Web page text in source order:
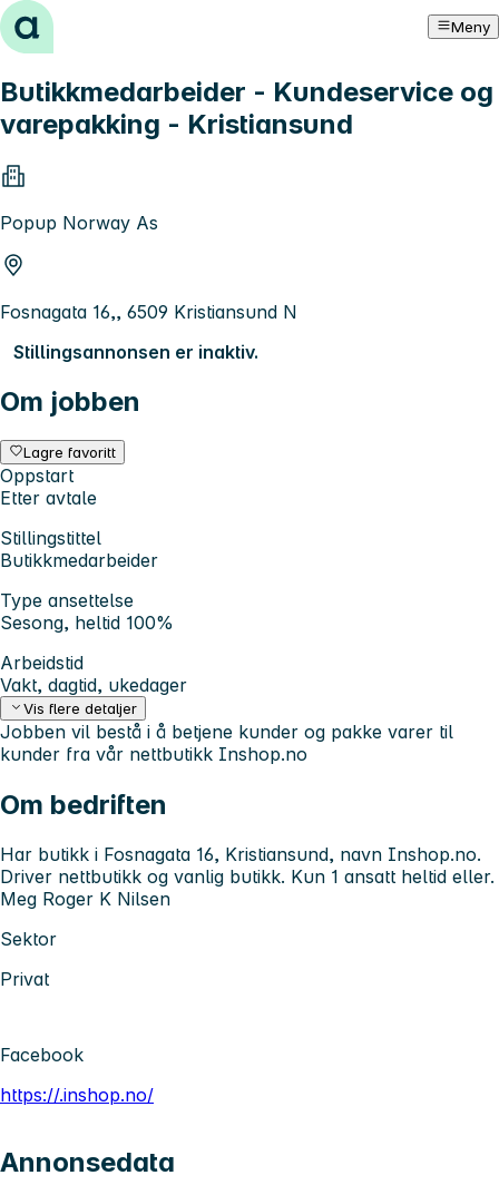
Hopp til innhold Meny
Butikkmedarbeider - Kundeservice og
varepakking - Kristiansund
Popup Norway As
Fosnagata 16,, 6509 Kristiansund N
Stillingsannonsen er inaktiv.
Om jobben
Lagre favoritt
Oppstart
Etter avtale
Stillingstittel
Butikkmedarbeider
Type ansettelse
Sesong, heltid 100%
Arbeidstid
Vakt, dagtid, ukedager
Vis flere detaljer
Jobben vil bestå i å betjene kunder og pakke varer til
kunder fra vår nettbutikk Inshop.no
Om bedriften
Har butikk i Fosnagata 16, Kristiansund, navn Inshop.no.
Driver nettbutikk og vanlig butikk. Kun 1 ansatt heltid eller.
Meg Roger K Nilsen
Sektor
Privat
Facebook
https://.inshop.no/
Annonsedata